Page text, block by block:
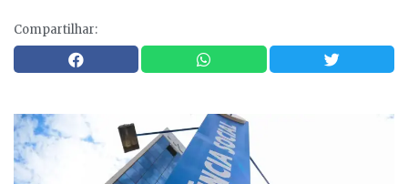
Compartilhar: